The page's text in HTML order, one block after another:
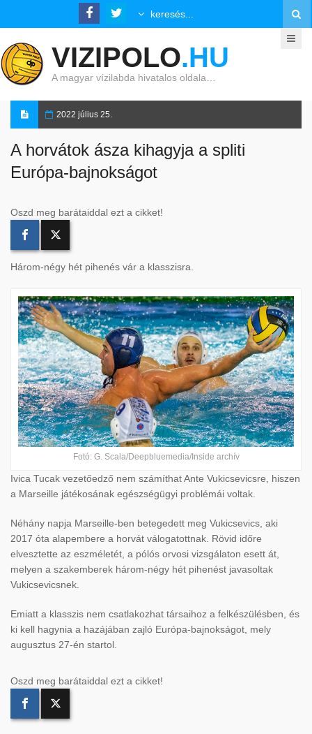
VIZIPOLO.HU
A magyar vízilabda hivatalos oldala…
2022 július 25.
A horvátok ásza kihagyja a spliti
Európa-bajnokságot
Oszd meg barátaiddal ezt a cikket!
Három-négy hét pihenés vár a klasszisra.
Fotó: G. Scala/Deepbluemedia/Inside archív
Ivica Tucak vezetőedző nem számíthat Ante Vukicsevicsre, hiszen
a Marseille játékosának egészségügyi problémái voltak.
Néhány napja Marseille-ben betegedett meg Vukicsevics, aki
2017 óta alapembere a horvát válogatottnak. Rövid időre
elvesztette az eszméletét, a pólós orvosi vizsgálaton esett át,
melyen a szakemberek három-négy hét pihenést javasoltak
Vukicsevicsnek.
Emiatt a klasszis nem csatlakozhat társaihoz a felkészülésben, és
ki kell hagynia a hazájában zajló Európa-bajnokságot, mely
augusztus 27-én startol.
Oszd meg barátaiddal ezt a cikket!